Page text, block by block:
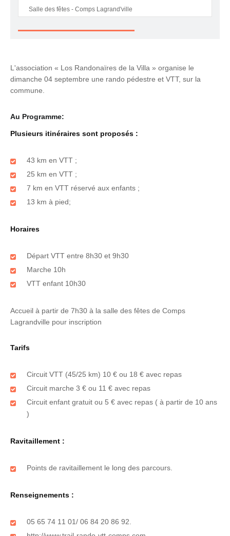
Salle des fêtes - Comps Lagrand'ville
L'association « Los Randonaïres de la Villa » organise le
dimanche 04 septembre une rando pédestre et VTT, sur la
commune.
Au Programme:
Plusieurs itinéraires sont proposés :
43 km en VTT ;
25 km en VTT ;
7 km en VTT réservé aux enfants ;
13 km à pied;
Horaires
Départ VTT entre 8h30 et 9h30
Marche 10h
VTT enfant 10h30
Accueil à partir de 7h30 à la salle des fêtes de Comps
Lagrandville pour inscription
Tarifs
Circuit VTT (45/25 km) 10 € ou 18 € avec repas
Circuit marche 3 € ou 11 € avec repas
Circuit enfant gratuit ou 5 € avec repas ( à partir de 10 ans
)
Ravitaillement :
Points de ravitaillement le long des parcours.
Renseignements :
05 65 74 11 01/ 06 84 20 86 92.